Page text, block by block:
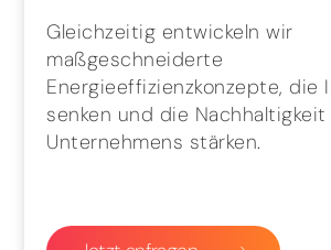
Gleichzeitig entwickeln wir
maßgeschneiderte
Energieeffizienzkonzepte, die
senken und die Nachhaltigkeit
Unternehmens stärken.